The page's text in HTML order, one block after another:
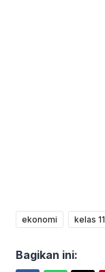
ekonomi kelas 11
Bagikan ini: